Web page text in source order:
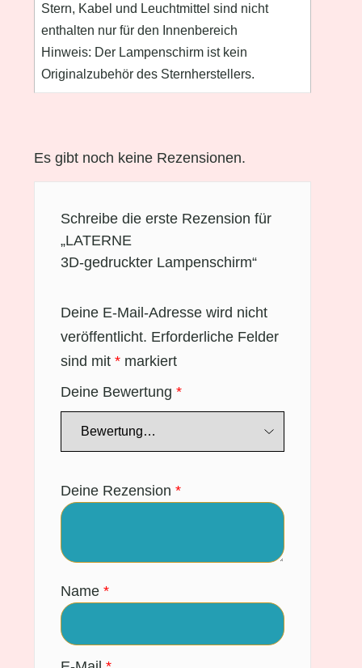
Stern, Kabel und Leuchtmittel sind nicht
enthalten nur für den Innenbereich
Hinweis: Der Lampenschirm ist kein
Originalzubehör des Sternherstellers.
Es gibt noch keine Rezensionen.
Schreibe die erste Rezension für
„LATERNE
3D-gedruckter Lampenschirm“
Deine E-Mail-Adresse wird nicht
veröffentlicht. Erforderliche Felder
sind mit* markiert
Deine Bewertung*
Deine Rezension*
Name*